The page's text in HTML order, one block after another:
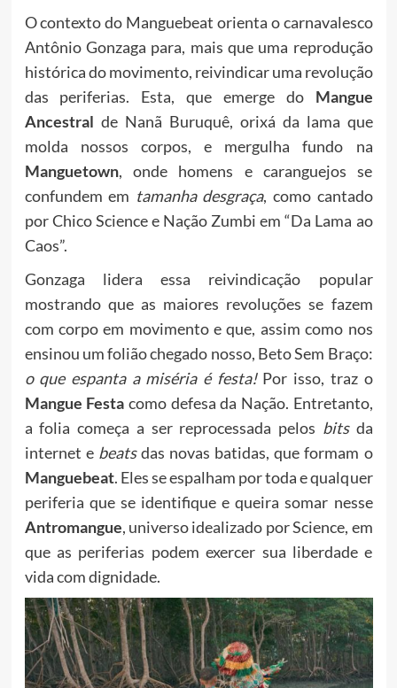
O contexto do Manguebeat orienta o carnavalesco
Antônio Gonzaga para, mais que uma reprodução
histórica do movimento, reivindicar uma revolução
das periferias. Esta, que emerge do Mangue
Ancestral de Nanã Buruquê, orixá da lama que
molda nossos corpos, e mergulha fundo na
Manguetown, onde homens e caranguejos se
confundem em tamanha desgraça, como cantado
por Chico Science e Nação Zumbi em “Da Lama ao
Caos”.
Gonzaga lidera essa reivindicação popular
mostrando que as maiores revoluções se fazem
com corpo em movimento e que, assim como nos
ensinou um folião chegado nosso, Beto Sem Braço:
o que espanta a miséria é festa! Por isso, traz o
Mangue Festa como defesa da Nação. Entretanto,
a folia começa a ser reprocessada pelos bits da
internet e beatsdas novas batidas, que formam o
Manguebeat. Eles se espalham por toda e qualquer
periferia que se identifique e queira somar nesse
Antromangue, universo idealizado por Science, em
que as periferias podem exercer sua liberdade e
vida com dignidade.